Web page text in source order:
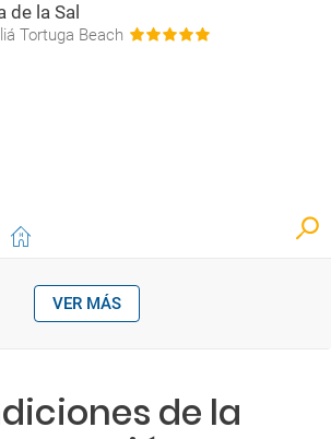
de la Sal
Tortuga Beach
VER MÁS
de la